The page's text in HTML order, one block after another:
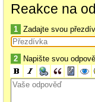
Reakce na
1 Zadajte svou
2 Napište svou